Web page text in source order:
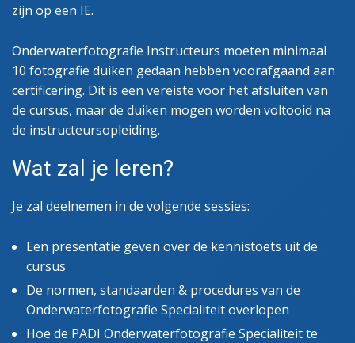
zijn op een IE.
Onderwaterfotografie Instructeurs moeten minimaal
10 fotografie duiken gedaan hebben voorafgaand aan
certificering. Dit is een vereiste voor het afsluiten van
de cursus, maar de duiken mogen worden voltooid na
de instructeursopleiding.
Wat zal je leren?
Je zal deelnemen in de volgende sessies:
Een presentatie geven over de kennistoets uit de
cursus
De normen, standaarden & procedures van de
Onderwaterfotografie Specialiteit overlopen
Hoe de PADI Onderwaterfotografie Specialiteit te